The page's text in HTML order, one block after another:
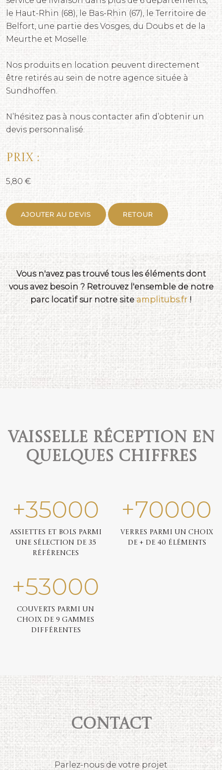
le Haut-Rhin (68), le Bas-Rhin (67), le Territoire de
Belfort, une partie des Vosges, du Doubs et de la
Meurthe et Moselle.
Nos produits en location peuvent directement
être retirés au sein de notre agence située à
Sundhoffen.
N’hésitez pas à nous contacter afin d’obtenir un
devis personnalisé.
Prix :
5,80 €
AJOUTER AU DEVIS RETOUR
Vous n'avez pas trouvé tous les éléments dont
vous avez besoin ? Retrouvez l'ensemble de notre
parc locatif sur notre siteamplitubs.fr !
Vaisselle réception en
quelques chiffres
+35000
Assiettes et bols parmi
une sélection de 35
références
+70000
Verres parmi un choix
de + de 40 éléments
+53000
Couverts parmi un
choix de 9 gammes
différentes
Contact
Parlez-nous de votre projet